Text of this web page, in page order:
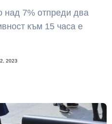
над 7% отпреди два
към 15 часа е
2023